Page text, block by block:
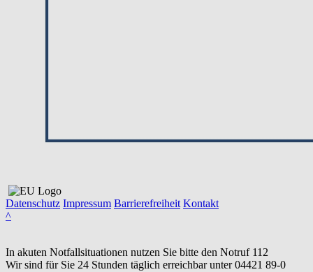
Datenschutz Impressum Barrierefreiheit Kontakt
^
In akuten Notfallsituationen nutzen Sie bitte den Notruf 112
Wir sind für Sie 24 Stunden täglich erreichbar unter04421 89-0